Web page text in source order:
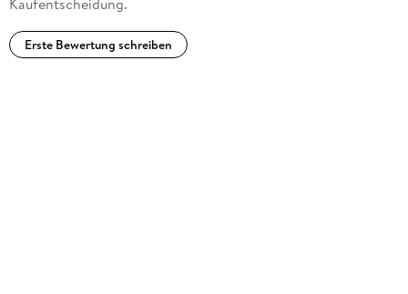
Erste Bewertung schreiben